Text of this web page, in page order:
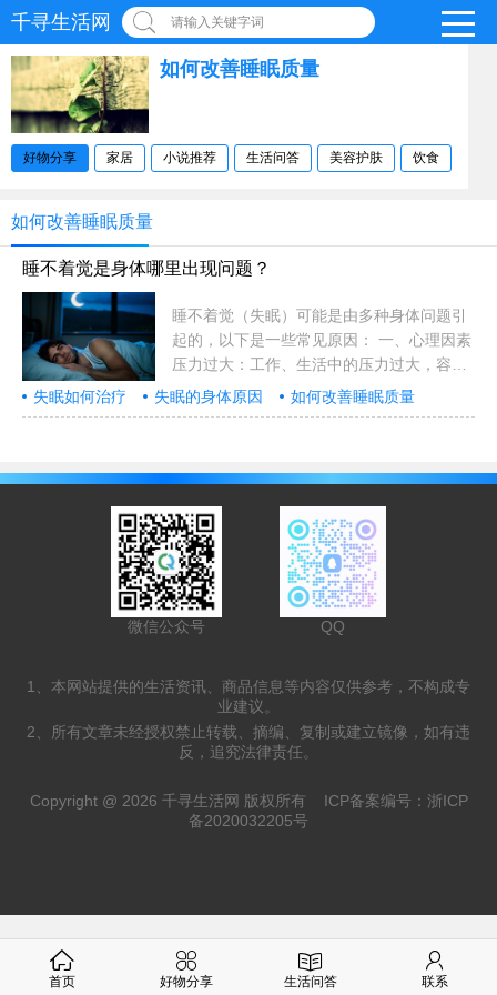
千寻生活网 请输入关键字词
如何改善睡眠质量
好物分享 家居 小说推荐 生活问答 美容护肤 饮食
如何改善睡眠质量
睡不着觉是身体哪里出现问题？
睡不着觉（失眠）可能是由多种身体问题引
起的，以下是一些常见原因： 一、心理因素
压力过大：工作、生活中的压力过大，容易
导致焦虑和紧张，影响入睡。 情绪波动：情
绪不稳定，特别是长期的抑郁、焦虑症等，
失眠如何治疗 失眠的身体原因
如何改善睡眠质量
睡不着觉的原因
睡眠问题和健康
微信公众号 QQ
1、本网站提供的生活资讯、商品信息等内容仅供参考，不构成专
业建议。
2、所有文章未经授权禁止转载、摘编、复制或建立镜像，如有违
反，追究法律责任。
Copyright @ 2026 千寻生活网 版权所有 ICP备案编号：浙ICP
备2020032205号
首页 好物分享 生活问答 联系